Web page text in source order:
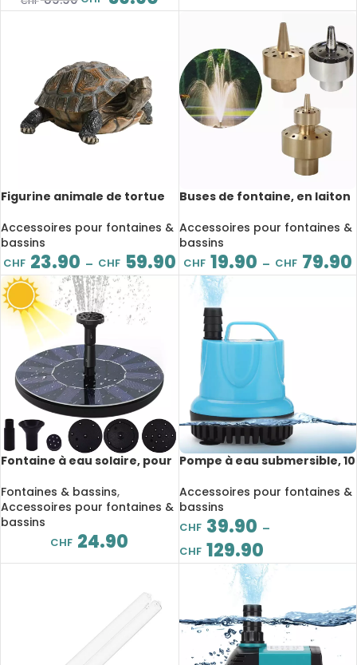
Figurine animale de tortue
jardin
Accessoires pour fontaines &
bassins
CHF 23.90 – CHF 59.90
Buses de fontaine, en laiton
haute qualité
Accessoires pour fontaines &
bassins
CHF 19.90 – CHF 79.90
Fontaine à eau solaire, pour
de jardin en plein air
Fontaines & bassins,
Accessoires pour fontaines &
bassins
CHF 24.90
Pompe à eau submersible, 10
Accessoires pour fontaines &
bassins
CHF 39.90 –
CHF 129.90